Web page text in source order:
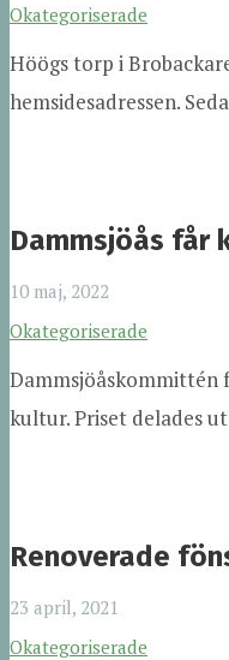
Okategoriserade
Höögs torp i
hemsidesadressen.
Dammsjöås får
10 maj, 2022
Okategoriserade
Dammsjöåskommittén
kultur. Priset delades
Renoverade
23 april, 2021
Okategoriserade